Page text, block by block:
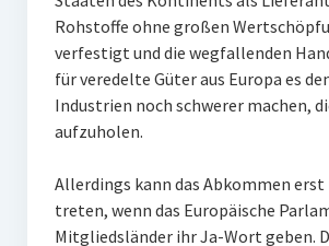
Rohstoffe ohne großen
verfestigt und die wegfallenden
für veredelte Güter aus Europa es
Industrien noch schwerer machen,
aufzuholen.
Allerdings kann das Abkommen
treten, wenn das Europäische
Mitgliedsländer ihr Ja-Wort geben.